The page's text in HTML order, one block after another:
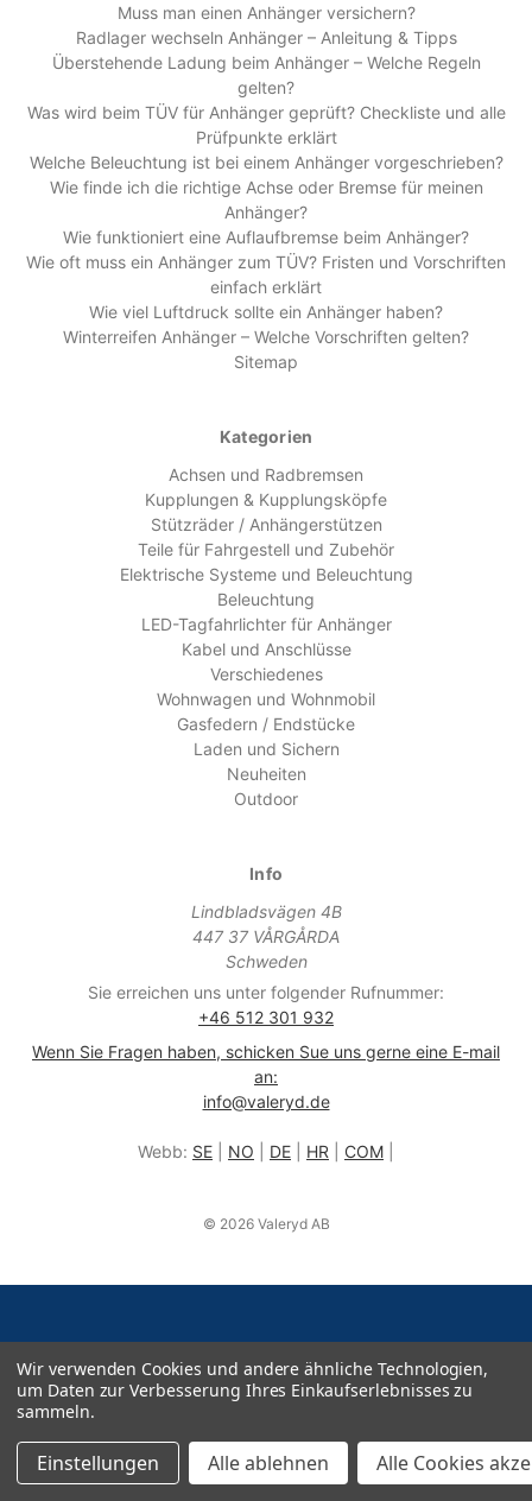
Muss man einen Anhänger versichern?
Radlager wechseln Anhänger – Anleitung & Tipps
Überstehende Ladung beim Anhänger – Welche Regeln
gelten?
Was wird beim TÜV für Anhänger geprüft? Checkliste und alle
Prüfpunkte erklärt
Welche Beleuchtung ist bei einem Anhänger vorgeschrieben?
Wie finde ich die richtige Achse oder Bremse für meinen
Anhänger?
Wie funktioniert eine Auflaufbremse beim Anhänger?
Wie oft muss ein Anhänger zum TÜV? Fristen und Vorschriften
einfach erklärt
Wie viel Luftdruck sollte ein Anhänger haben?
Winterreifen Anhänger – Welche Vorschriften gelten?
Sitemap
Kategorien
Achsen und Radbremsen
Kupplungen & Kupplungsköpfe
Stützräder / Anhängerstützen
Teile für Fahrgestell und Zubehör
Elektrische Systeme und Beleuchtung
Beleuchtung
LED-Tagfahrlichter für Anhänger
Kabel und Anschlüsse
Verschiedenes
Wohnwagen und Wohnmobil
Gasfedern / Endstücke
Laden und Sichern
Neuheiten
Outdoor
Info
Lindbladsvägen 4B
447 37 VÅRGÅRDA
Schweden
Sie erreichen uns unter folgender Rufnummer:
+46 512 301 932
Wenn Sie Fragen haben, schicken Sue uns gerne eine E-mail
an:
info@valeryd.de
Webb: SE NO DE HR COM
© 2026 Valeryd AB
Wir verwenden Cookies und andere ähnliche Technologien,
um Daten zur Verbesserung Ihres Einkaufserlebnisses zu
sammeln.
Einstellungen Alle ablehnen Alle Cookies